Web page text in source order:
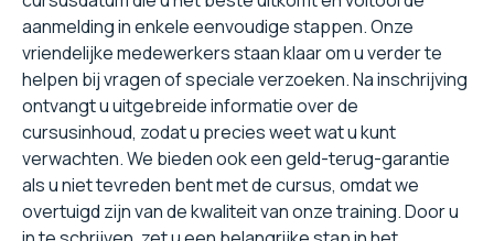
aanmelding in enkele eenvoudige stappen. Onze
vriendelijke medewerkers staan klaar om u verder te
helpen bij vragen of speciale verzoeken. Na inschrijving
ontvangt u uitgebreide informatie over de
cursusinhoud, zodat u precies weet wat u kunt
verwachten. We bieden ook een geld-terug-garantie
als u niet tevreden bent met de cursus, omdat we
overtuigd zijn van de kwaliteit van onze training. Door u